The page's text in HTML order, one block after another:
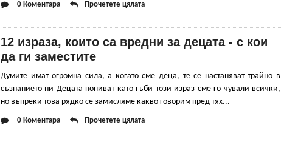
0 Коментара Прочетете цялата
12 израза, които са вредни за децата - с кои
да ги заместите
Думите имат огромна сила, а когато сме деца, те се настаняват трайно в
съзнанието ни Децата попиват като гъби този израз сме го чували всички,
но въпреки това рядко се замисляме какво говорим пред тях...
0 Коментара Прочетете цялата